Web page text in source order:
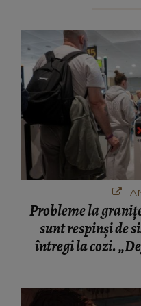
Probleme la
sunt respinși de
întregi la cozi.